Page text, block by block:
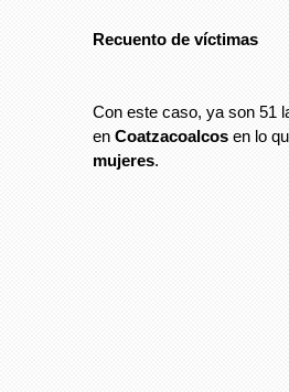
Recuento de víctimas
Con este caso, ya son 51
en Coatzacoalcos en lo
mujeres.